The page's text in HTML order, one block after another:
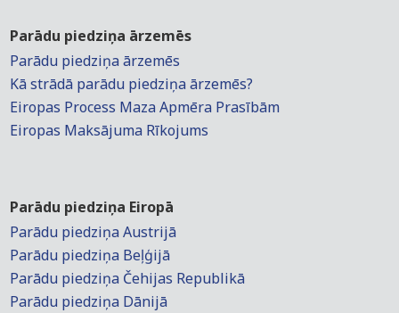
Parādu piedziņa ārzemēs
Parādu piedziņa ārzemēs
Kā strādā parādu piedziņa ārzemēs?
Eiropas Process Maza Apmēra Prasībām
Eiropas Maksājuma Rīkojums
Parādu piedziņa Eiropā
Parādu piedziņa Austrijā
Parādu piedziņa Beļģijā
Parādu piedziņa Čehijas Republikā
Parādu piedziņa Dānijā